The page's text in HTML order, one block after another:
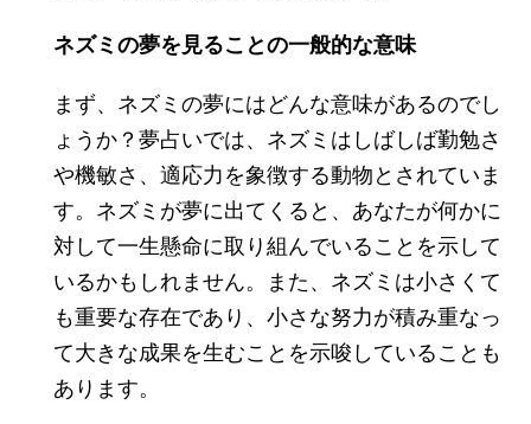
ネズミの夢を見ることの一般的な意味
まず、ネズミの夢にはどんな意味があるのでし
ょうか？夢占いでは、ネズミはしばしば勤勉さ
や機敏さ、適応力を象徴する動物とされていま
す。ネズミが夢に出てくると、あなたが何かに
対して一生懸命に取り組んでいることを示して
いるかもしれません。また、ネズミは小さくて
も重要な存在であり、小さな努力が積み重なっ
て大きな成果を生むことを示唆していることも
あります。